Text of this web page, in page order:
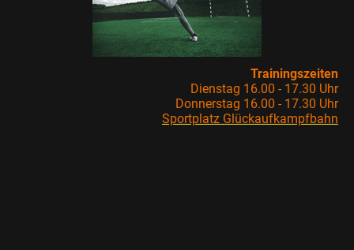
Trainingszeiten
Dienstag 16.00 - 17.30 Uhr
Donnerstag 16.00 - 17.30 Uhr
Sportplatz Glückaufkampfbahn